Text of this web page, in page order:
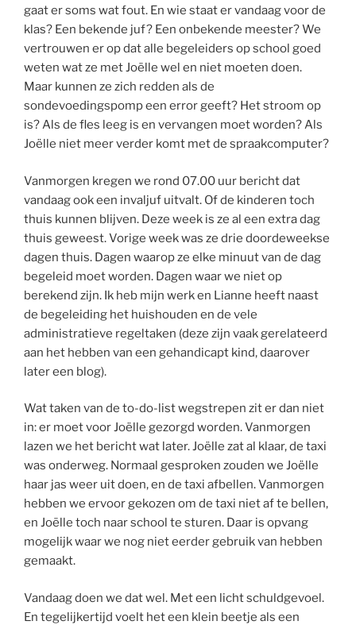
gaat er soms wat fout. En wie staat er vandaag voor de
klas? Een bekende juf? Een onbekende meester? We
vertrouwen er op dat alle begeleiders op school goed
weten wat ze met Joëlle wel en niet moeten doen.
Maar kunnen ze zich redden als de
sondevoedingspomp een error geeft? Het stroom op
is? Als de fles leeg is en vervangen moet worden? Als
Joëlle niet meer verder komt met de spraakcomputer?
Vanmorgen kregen we rond 07.00 uur bericht dat
vandaag ook een invaljuf uitvalt. Of de kinderen toch
thuis kunnen blijven. Deze week is ze al een extra dag
thuis geweest. Vorige week was ze drie doordeweekse
dagen thuis. Dagen waarop ze elke minuut van de dag
begeleid moet worden. Dagen waar we niet op
berekend zijn. Ik heb mijn werk en Lianne heeft naast
de begeleiding het huishouden en de vele
administratieve regeltaken (deze zijn vaak gerelateerd
aan het hebben van een gehandicapt kind, daarover
later een blog).
Wat taken van de to-do-list wegstrepen zit er dan niet
in: er moet voor Joëlle gezorgd worden. Vanmorgen
lazen we het bericht wat later. Joëlle zat al klaar, de taxi
was onderweg. Normaal gesproken zouden we Joëlle
haar jas weer uit doen, en de taxi afbellen. Vanmorgen
hebben we ervoor gekozen om de taxi niet af te bellen,
en Joëlle toch naar school te sturen. Daar is opvang
mogelijk waar we nog niet eerder gebruik van hebben
gemaakt.
Vandaag doen we dat wel. Met een licht schuldgevoel.
En tegelijkertijd voelt het een klein beetje als een